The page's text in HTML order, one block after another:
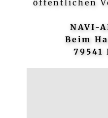
öffentlichen
NAVI-
Beim
79541